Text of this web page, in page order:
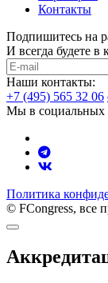
Контакты
Подпишитесь на
И всегда будете
Наши контакты:
+7 (495) 565 32 06
Мы в социальных
Политика
© FCongress, все